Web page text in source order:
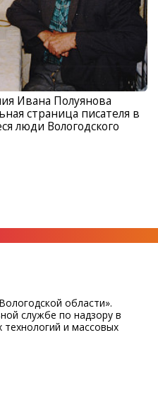
Ивана Полуянова
страница писателя в
люди Вологодского
области».
службе по надзору в
и массовых
принятия решения о
аналитический центр